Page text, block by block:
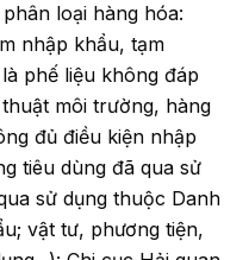
loại hàng hóa:
nhập khẩu, tạm
phế liệu không đáp
môi trường, hàng
đủ điều kiện nhập
tiêu dùng đã qua sử
sử dụng thuộc Danh
vật tư, phương tiện,